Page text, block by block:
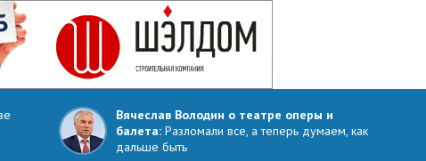
Вячеслав Володин о театре оперы и
балета: Разломали все, а теперь думаем, как
дальше быть